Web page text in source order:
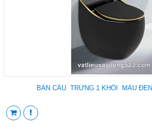
BÀN CẦU TRỨNG 1 KHỐI MÀU